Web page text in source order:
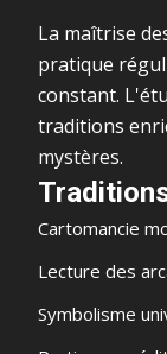
La maîtrise
pratique
constant.
traditions
mystères.
Cartomancie
Lecture des
Symbolisme